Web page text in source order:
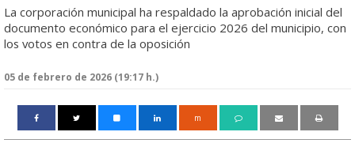
La corporación municipal ha respaldado la aprobación inicial del
documento económico para el ejercicio 2026 del municipio, con
los votos en contra de la oposición
05 de febrero de 2026 (19:17 h.)
m